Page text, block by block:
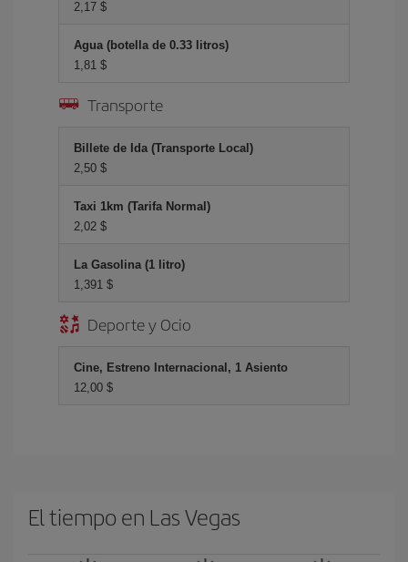
2,17 $
Agua (botella de 0.33 litros)
1,81 $
Transporte
Billete de Ida (Transporte Local)
2,50 $
Taxi 1km (Tarifa Normal)
2,02 $
La Gasolina (1 litro)
1,391 $
Deporte y Ocio
Cine, Estreno Internacional, 1 Asiento
12,00 $
El tiempo en Las Vegas